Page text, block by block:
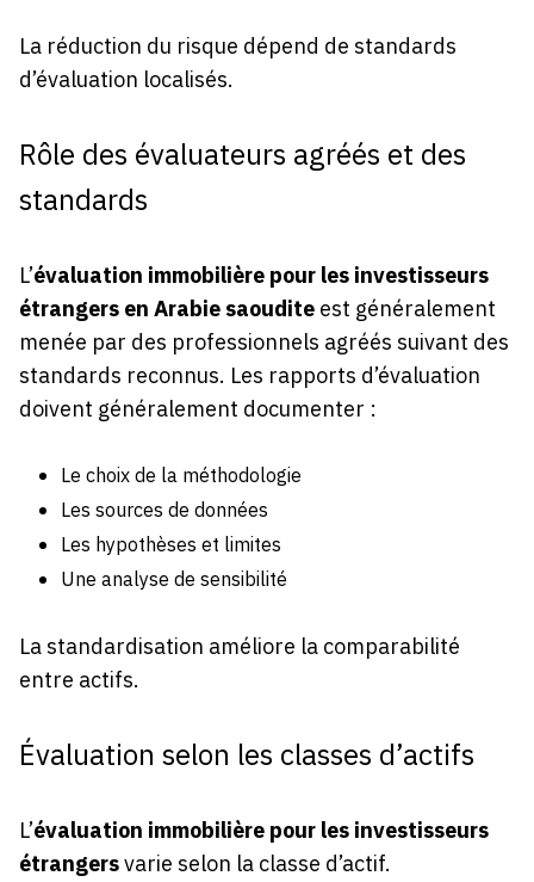
La réduction du risque dépend de standards
d’évaluation localisés.
Rôle des évaluateurs agréés et des
standards
L’évaluation immobilière pour les investisseurs
étrangers en Arabie saouditeest généralement
menée par des professionnels agréés suivant des
standards reconnus. Les rapports d’évaluation
doivent généralement documenter :
Le choix de la méthodologie
Les sources de données
Les hypothèses et limites
Une analyse de sensibilité
La standardisation améliore la comparabilité
entre actifs.
Évaluation selon les classes d’actifs
L’évaluation immobilière pour les investisseurs
étrangersvarie selon la classe d’actif.